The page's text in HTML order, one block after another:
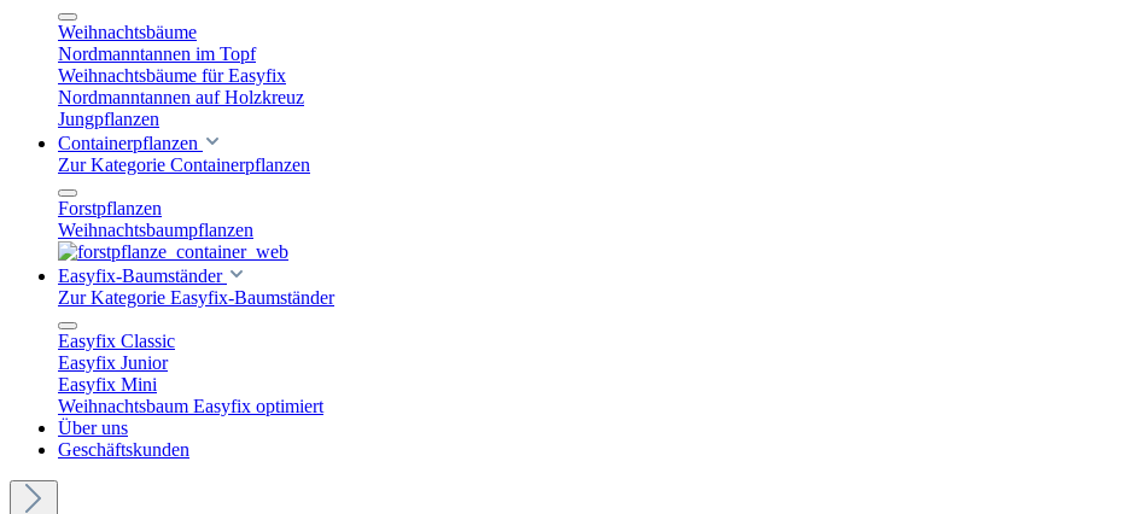
Weihnachtsbäume
Nordmanntannen im Topf
Weihnachtsbäume für Easyfix
Nordmanntannen auf Holzkreuz
Jungpflanzen
Containerpflanzen
Zur Kategorie Containerpflanzen
Forstpflanzen
Weihnachtsbaumpflanzen
Easyfix-Baumständer
Zur Kategorie Easyfix-Baumständer
Easyfix Classic
Easyfix Junior
Easyfix Mini
Weihnachtsbaum Easyfix optimiert
Über uns
Geschäftskunden